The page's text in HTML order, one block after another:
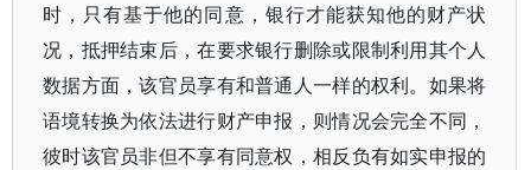
时，只有基于他的同意，银行才能获知他的财产状
况，抵押结束后，在要求银行删除或限制利用其个人
数据方面，该官员享有和普通人一样的权利。如果将
语境转换为依法进行财产申报，则情况会完全不同，
彼时该官员非但不享有同意权，相反负有如实申报的